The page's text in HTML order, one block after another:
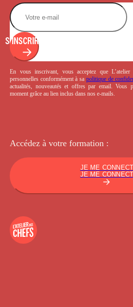
S'INSCRIRE
En vous inscrivant, vous acceptez que
personnelles conformément à sa politique de
actualités, nouveautés et offres par email. Vous
moment grâce au lien inclus dans nos e-mails.
Accédez à votre formation :
JE ME
JE ME